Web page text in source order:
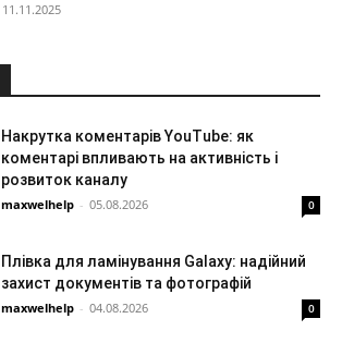
11.11.2025
Накрутка коментарів YouTube: як
коментарі впливають на активність і
розвиток каналу
maxwelhelp - 05.08.2026 0
Плівка для ламінування Galaxy: надійний
захист документів та фотографій
maxwelhelp - 04.08.2026 0